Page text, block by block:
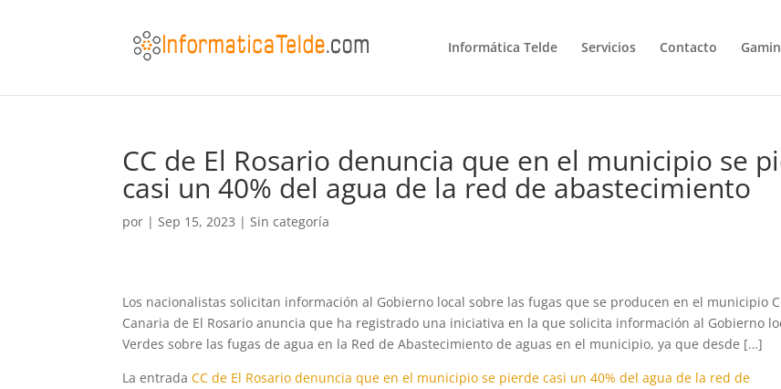
Informática Telde Servicios Contacto
CC de El Rosario denuncia que en el municipio se
casi un 40% del agua de la red de abastecimiento
por |Sep 15, 2023 |Sin categoría
Los nacionalistas solicitan información al Gobierno local sobre las fugas que se producen en el municipio
Canaria de El Rosario anuncia que ha registrado una iniciativa en la que solicita información al Gobierno
Verdes sobre las fugas de agua en la Red de Abastecimiento de aguas en el municipio, ya que desde […]
La entradaCC de El Rosario denuncia que en el municipio se pierde casi un 40% del agua de la red de